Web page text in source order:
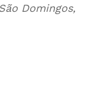
Domingos,